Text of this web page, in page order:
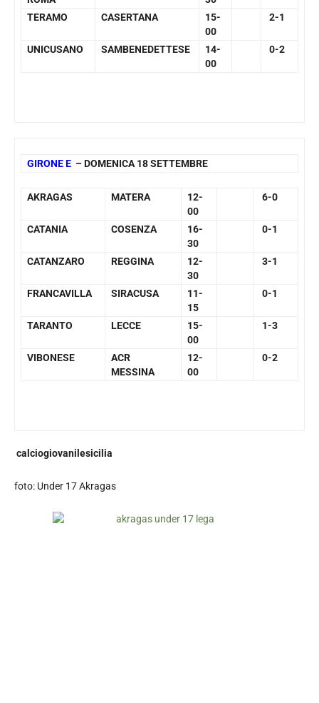
TERAMO
CASERTANA
15-
00
2-1
UNICUSANO SAMBENEDETTESE
14-
00
0-2
GIRONE E – DOMENICA 18 SETTEMBRE
AKRAGAS MATERA
12-
00
6-0
CATANIA COSENZA
16-
30
0-1
CATANZARO REGGINA
12-
30
3-1
FRANCAVILLA SIRACUSA
11-
15
0-1
TARANTO LECCE
15-
00
1-3
VIBONESE
ACR
MESSINA
12-
00
0-2
calciogiovanilesicilia
foto: Under 17 Akragas